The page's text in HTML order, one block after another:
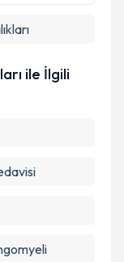
ile İlgili